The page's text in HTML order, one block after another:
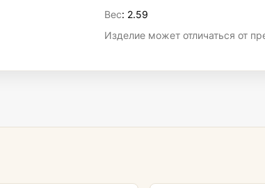
Вес: 2.59
Изделие может отличаться от